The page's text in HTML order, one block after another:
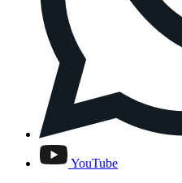
YouTube